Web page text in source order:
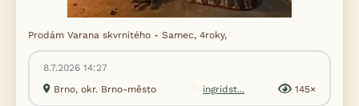
Prodám Varana skvrnitého - Samec, 4roky,
8.7.2026 14:27
Brno, okr. Brno-město
ingridst... 145×